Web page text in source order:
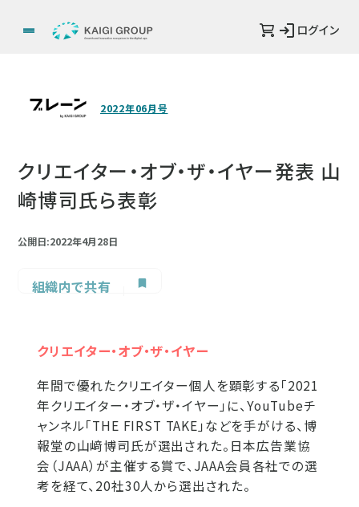
ログイン
2022年06月号
クリエイター・オブ・ザ・イヤー発表 山
崎博司氏ら表彰
公開日:2022年4月28日
組織内で共有
クリエイター・オブ・ザ・イヤー
年間で優れたクリエイター個人を顕彰する「2021
年クリエイター・オブ・ザ・イヤー」に、YouTubeチ
ャンネル「THE FIRST TAKE」などを手がける、博
報堂の山﨑博司氏が選出された。日本広告業協
会（JAAA）が主催する賞で、JAAA会員各社での選
考を経て、20社30人から選出された。